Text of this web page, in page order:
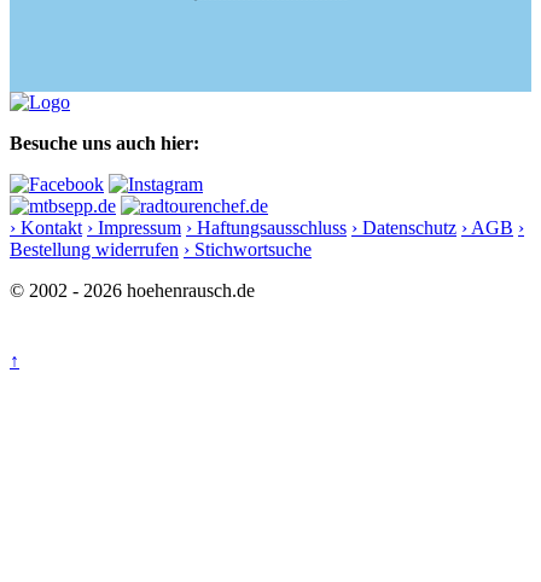
Besuche uns auch hier:
› Kontakt › Impressum › Haftungsausschluss › Datenschutz › AGB ›
Bestellung widerrufen › Stichwortsuche
© 2002 - 2026 hoehenrausch.de
↑